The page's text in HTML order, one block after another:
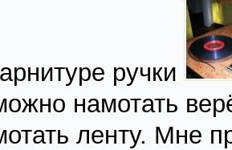
ручки
намотать
ленту. Мне